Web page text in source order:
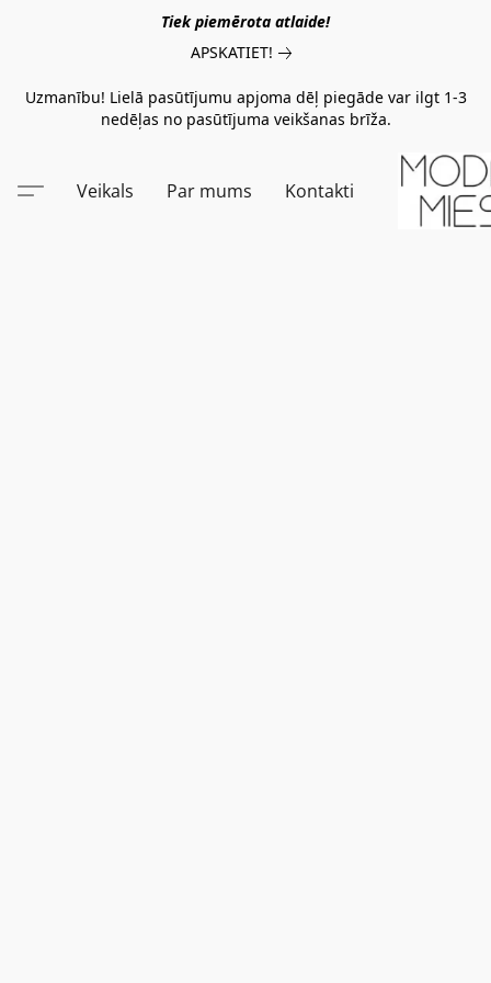
Tiek piemērota atlaide!
APSKATIET!
Uzmanību! Lielā pasūtījumu apjoma dēļ piegāde var ilgt 1-3
nedēļas no pasūtījuma veikšanas brīža.
Veikals Par mums Kontakti